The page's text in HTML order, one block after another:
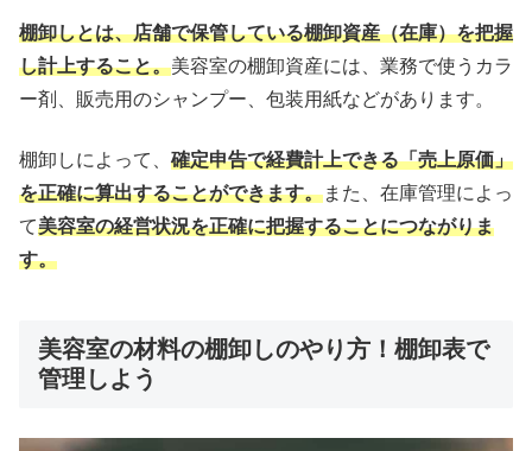
棚卸しとは、店舗で保管している棚卸資産（在庫）を把握
し計上すること。美容室の棚卸資産には、業務で使うカラ
ー剤、販売用のシャンプー、包装用紙などがあります。
棚卸しによって、 確定申告で経費計上できる「売上原価」
を正確に算出することができます。また、在庫管理によっ
て美容室の経営状況を正確に把握することにつながりま
す。
美容室の材料の棚卸しのやり方！棚卸表で
管理しよう